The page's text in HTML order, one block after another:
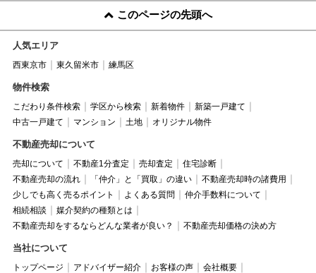
このページの先頭へ
人気エリア
西東京市 東久留米市 練馬区
物件検索
こだわり条件検索 学区から検索 新着物件
新築一戸建て
中古一戸建て
マンション 土地 オリジナル物件
不動産売却について
売却について 不動産1分査定 売却査定
住宅診断
不動産売却の流れ
「仲介」と「買取」の違い
不動産売却時の諸費用
少しでも高く売るポイント
よくある質問
仲介手数料について
相続相談
媒介契約の種類とは
不動産売却をするならどんな業者が良い？
不動産売却価格の決め方
当社について
トップページ アドバイザー紹介 お客様の声
会社概要